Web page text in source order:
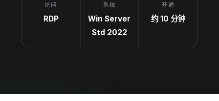
访问
RDP
系统
Win Server
Std 2022
开通
约 10 分钟